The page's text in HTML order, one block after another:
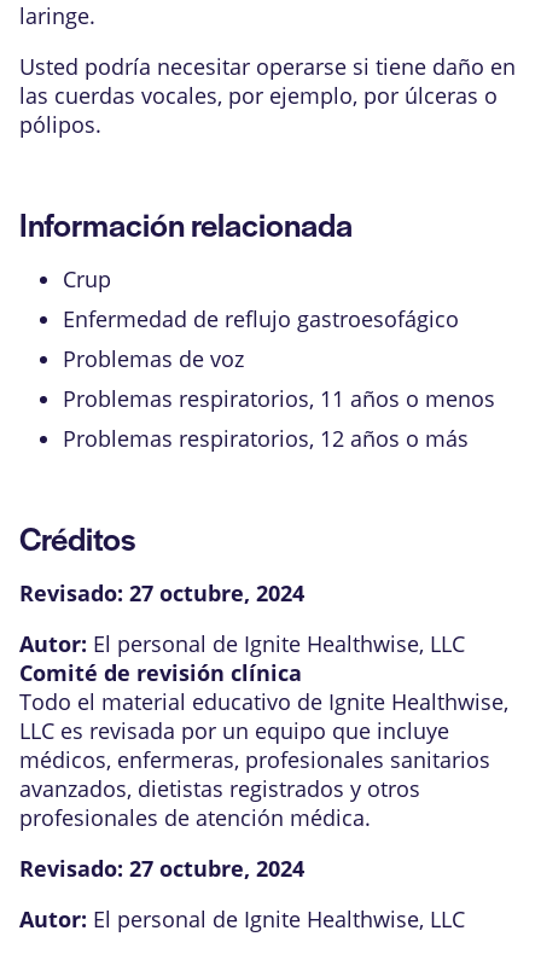
laringe.
Usted podría necesitar operarse si tiene daño en
las cuerdas vocales, por ejemplo, por úlceras o
pólipos.
Información relacionada
Crup
Enfermedad de reflujo gastroesofágico
Problemas de voz
Problemas respiratorios, 11 años o menos
Problemas respiratorios, 12 años o más
Créditos
Revisado: 27 octubre, 2024
Autor: El personal de Ignite Healthwise, LLC
Comité de revisión clínica
Todo el material educativo de Ignite Healthwise,
LLC es revisada por un equipo que incluye
médicos, enfermeras, profesionales sanitarios
avanzados, dietistas registrados y otros
profesionales de atención médica.
Revisado: 27 octubre, 2024
Autor: El personal de Ignite Healthwise, LLC